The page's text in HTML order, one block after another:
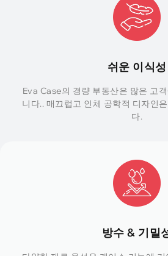
쉬운 이식성
Eva Case의 경량 부동산은 많은 고
니다.. 매끄럽고 인체 공학적 디자인
다.
방수 & 기밀